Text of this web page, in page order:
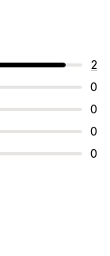
2
0
0
0
0